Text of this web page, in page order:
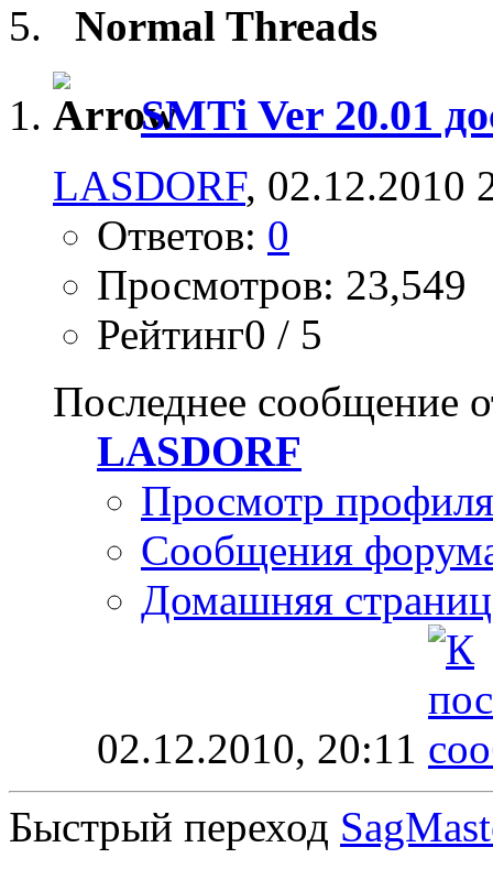
Normal Threads
SMTi Ver 20.01
LASDORF, 02.12.2010
Ответов: 0
Просмотров: 23,549
Рейтинг0 / 5
Последнее сообщение
LASDORF
Просмотр профиля
Сообщения
Домашняя
02.12.2010, 20:11
Быстрый переход